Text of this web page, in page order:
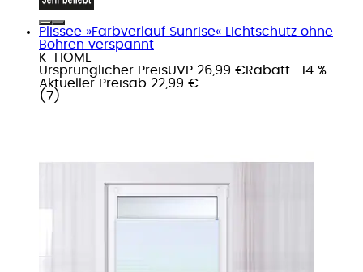
Plissee »Farbverlauf Sunrise« Lichtschutz ohne
Bohren verspannt
K-HOME
Ursprünglicher PreisUVP 26,99 €Rabatt- 14 %
Aktueller Preisab 22,99 €
( 7 )